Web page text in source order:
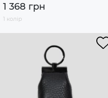
1 368 грн
1 колір